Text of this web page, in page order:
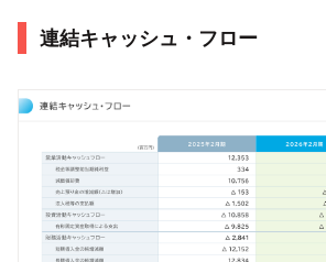
連結キャッシュ・フロー